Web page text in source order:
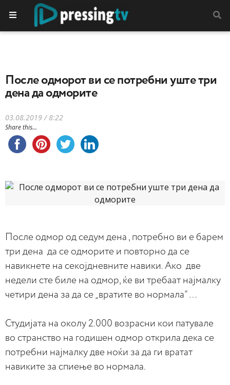
После одморот ви се потребни уште три
дена да одморите
03.08.2019 / 8:22
Share this...
После одмор од седум дена , потребно ви е барем
три дена да се одморите и повторно да се
навикнете на секојдневните навики. Ако две
недели сте биле на одмор, ќе ви требаат најмалку
четири дена за да се „вратите во нормала“ …
Студијата на околу 2.000 возрасни кои патувале
во странство на годишен одмор открила дека се
потребни најмалку две ноќи за да ги вратат
навиките за спиење во нормала.